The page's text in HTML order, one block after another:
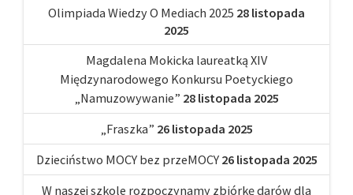
Olimpiada Wiedzy O Mediach 2025 28 listopada
2025
Magdalena Mokicka laureatką XIV
Międzynarodowego Konkursu Poetyckiego
„Namuzowywanie” 28 listopada 2025
„Fraszka” 26 listopada 2025
Dzieciństwo MOCY bez przeMOCY 26 listopada 2025
W naszej szkole rozpoczynamy zbiórkę darów dla